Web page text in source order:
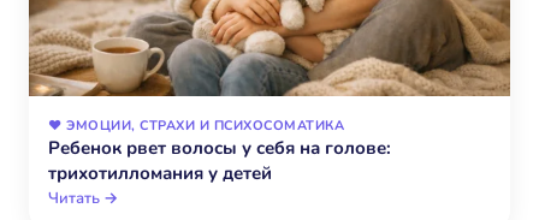
❤️ ЭМОЦИИ, СТРАХИ И ПСИХОСОМАТИКА
Ребенок рвет волосы у себя на голове:
трихотилломания у детей
Читать →